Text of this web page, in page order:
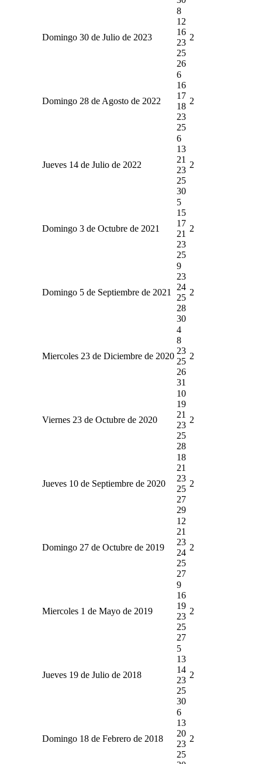
Domingo 30 de Julio de 2023
8
12
16
23
25
26
2
Domingo 28 de Agosto de 2022
6
16
17
18
23
25
2
Jueves 14 de Julio de 2022
6
13
21
23
25
30
2
Domingo 3 de Octubre de 2021
5
15
17
21
23
25
2
Domingo 5 de Septiembre de 2021
9
23
24
25
28
30
2
Miercoles 23 de Diciembre de 2020
4
8
23
25
26
31
2
Viernes 23 de Octubre de 2020
10
19
21
23
25
28
2
Jueves 10 de Septiembre de 2020
18
21
23
25
27
29
2
Domingo 27 de Octubre de 2019
12
21
23
24
25
27
2
Miercoles 1 de Mayo de 2019
9
16
19
23
25
27
2
Jueves 19 de Julio de 2018
5
13
14
23
25
30
2
Domingo 18 de Febrero de 2018
6
13
20
23
25
2